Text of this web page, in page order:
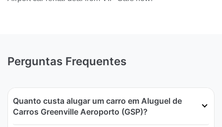
Perguntas Frequentes
Quanto custa alugar um carro em Aluguel de
Carros Greenville Aeroporto (GSP)?